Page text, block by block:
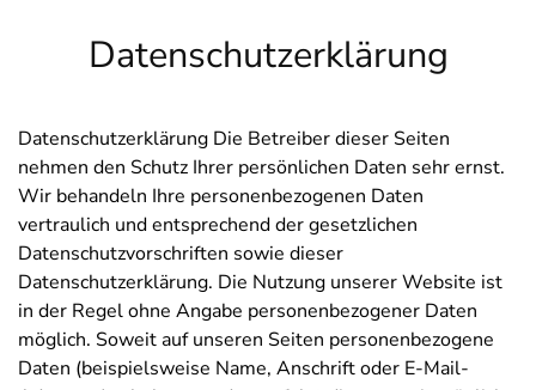
Datenschutzerklärung
Datenschutzerklärung Die Betreiber dieser Seiten
nehmen den Schutz Ihrer persönlichen Daten sehr ernst.
Wir behandeln Ihre personenbezogenen Daten
vertraulich und entsprechend der gesetzlichen
Datenschutzvorschriften sowie dieser
Datenschutzerklärung. Die Nutzung unserer Website ist
in der Regel ohne Angabe personenbezogener Daten
möglich. Soweit auf unseren Seiten personenbezogene
Daten (beispielsweise Name, Anschrift oder E-Mail-